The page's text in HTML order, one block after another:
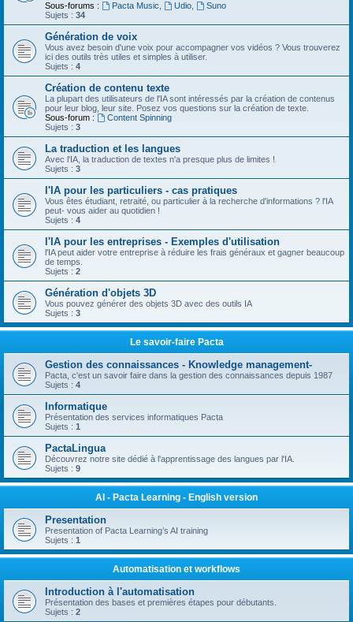
Sous-forums :
Pacta Music Udio,
Suno
Sujets : 34
Génération de voix
Vous avez besoin d'une voix pour accompagner vos vidéos ? Vous trouverez
ici des outils très utiles et simples à utiliser.
Sujets : 4
Création de contenu texte
La plupart des utilisateurs de l'IA sont intéressés par la création de contenus
pour leur blog, leur site. Posez vos questions sur la création de texte.
Sous-forum :
Content Spinning
Sujets : 3
La traduction et les langues
Avec l'IA, la traduction de textes n'a presque plus de limites !
Sujets : 3
l'IA pour les particuliers - cas pratiques
Vous êtes étudiant, retraité, ou particulier à la recherche d'informations ? l'IA
peut- vous aider au quotidien !
Sujets : 4
l'IA pour les entreprises - Exemples d'utilisation
l'IA peut aider votre entreprise à réduire les frais généraux et gagner beaucoup
de temps.
Sujets : 2
Génération d'objets 3D
Vous pouvez générer des objets 3D avec des outils IA
Sujets : 3
Le savoir-faire Pacta
Gestion des connaissances - Knowledge management-
Pacta, c'est un savoir faire dans la gestion des connaissances depuis 1987
Sujets : 4
Informatique
Présentation des services informatiques Pacta
Sujets : 1
PactaLingua
Découvrez notre site dédié à l'apprentissage des langues par l'IA.
Sujets : 9
AI - Pacta Learning - English version
Presentation
Presentation of Pacta Learning’s AI training
Sujets : 1
Automatisation et workflows
Introduction à l'automatisation
Présentation des bases et premières étapes pour débutants.
Sujets : 2